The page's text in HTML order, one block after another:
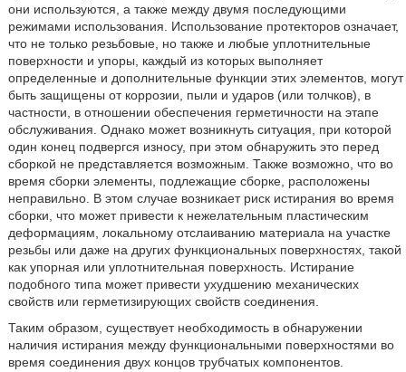
они используются, а также между двумя последующими
режимами использования. Использование протекторов означает,
что не только резьбовые, но также и любые уплотнительные
поверхности и упоры, каждый из которых выполняет
определенные и дополнительные функции этих элементов, могут
быть защищены от коррозии, пыли и ударов (или толчков), в
частности, в отношении обеспечения герметичности на этапе
обслуживания. Однако может возникнуть ситуация, при которой
один конец подвергся износу, при этом обнаружить это перед
сборкой не представляется возможным. Также возможно, что во
время сборки элементы, подлежащие сборке, расположены
неправильно. В этом случае возникает риск истирания во время
сборки, что может привести к нежелательным пластическим
деформациям, локальному отслаиванию материала на участке
резьбы или даже на других функциональных поверхностях, такой
как упорная или уплотнительная поверхность. Истирание
подобного типа может привести ухудшению механических
свойств или герметизирующих свойств соединения.
Таким образом, существует необходимость в обнаружении
наличия истирания между функциональными поверхностями во
время соединения двух концов трубчатых компонентов.